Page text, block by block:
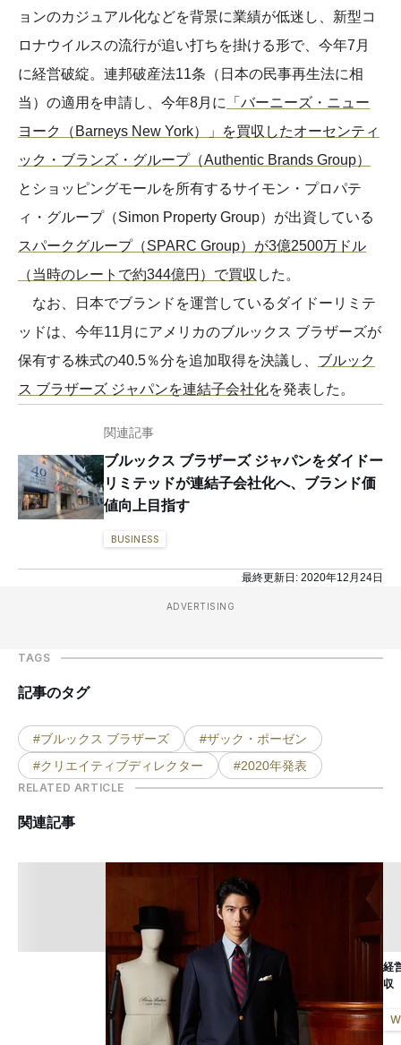
ョンのカジュアル化などを背景に業績が低迷し、新型コ
ロナウイルスの流行が追い打ちを掛ける形で、今年7月
に経営破綻。連邦破産法11条（日本の民事再生法に相
当）の適用を申請し、今年8月に 「バーニーズ・ニュー
ヨーク（Barneys New York）」を買収したオーセンティ
ック・ブランズ・グループ（Authentic Brands Group）
とショッピングモールを所有するサイモン・プロパテ
ィ・グループ（Simon Property Group）が出資している
スパークグループ（SPARC Group）が3億2500万ドル
（当時のレートで約344億円）で買収 した。
なお、日本でブランドを運営しているダイドーリミテ
ッドは、今年11月にアメリカのブルックス ブラザーズが
保有する株式の40.5％分を追加取得を決議し、 ブルック
ス ブラザーズ ジャパンを連結子会社化を発表した。
関連記事
ブルックス ブラザーズ ジャパンをダイドー
リミテッドが連結子会社化へ、ブランド価
値向上目指す
BUSINESS
最終更新日: 2020年12月24日
ADVERTISING
TAGS
記事のタグ
#ブルックス ブラザーズ
#ザック・ポーゼン
#クリエイティブディレクター
#2020年発表
RELATED ARTICLE
関連記事
経
収